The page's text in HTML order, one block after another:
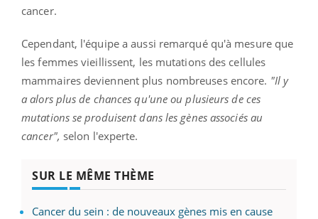
cancer.
Cependant, l'équipe a aussi remarqué qu'à mesure que
les femmes vieillissent, les mutations des cellules
mammaires deviennent plus nombreuses encore. "Il y
a alors plus de chances qu'une ou plusieurs de ces
mutations se produisent dans les gènes associés au
cancer", selon l'experte.
SUR LE MÊME THÈME
Cancer du sein : de nouveaux gènes mis en cause